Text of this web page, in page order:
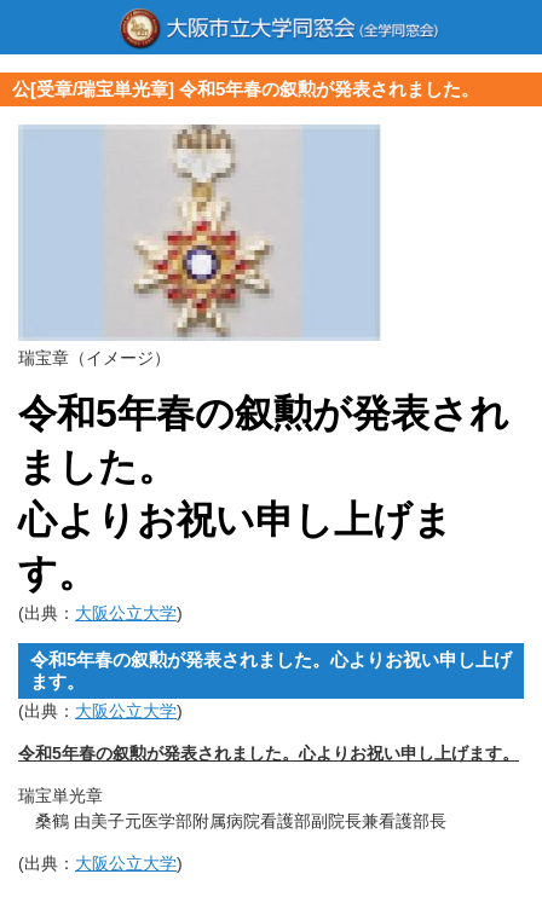
公[受章/瑞宝単光章] 令和5年春の叙勲が発表されました。
瑞宝章（イメージ）
令和5年春の叙勲が発表され
ました。
心よりお祝い申し上げま
す。
(出典： 大阪公立大学)
令和5年春の叙勲が発表されました。心よりお祝い申し上げ
ます。
(出典： 大阪公立大学)
令和5年春の叙勲が発表されました。心よりお祝い申し上げます。
瑞宝単光章
桑鶴 由美子元医学部附属病院看護部副院長兼看護部長
(出典： 大阪公立大学)